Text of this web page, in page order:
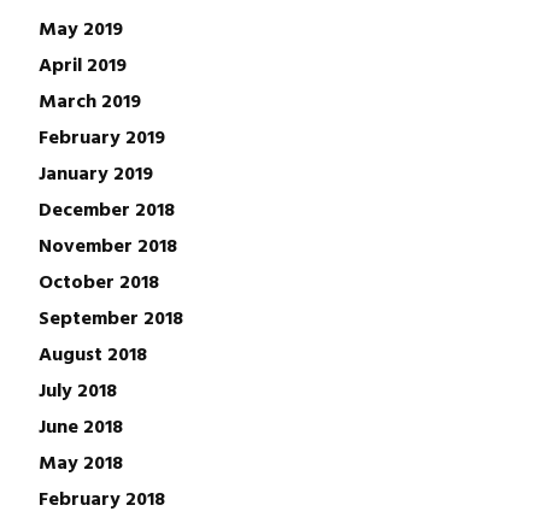
May 2019
April 2019
March 2019
February 2019
January 2019
December 2018
November 2018
October 2018
September 2018
August 2018
July 2018
June 2018
May 2018
February 2018